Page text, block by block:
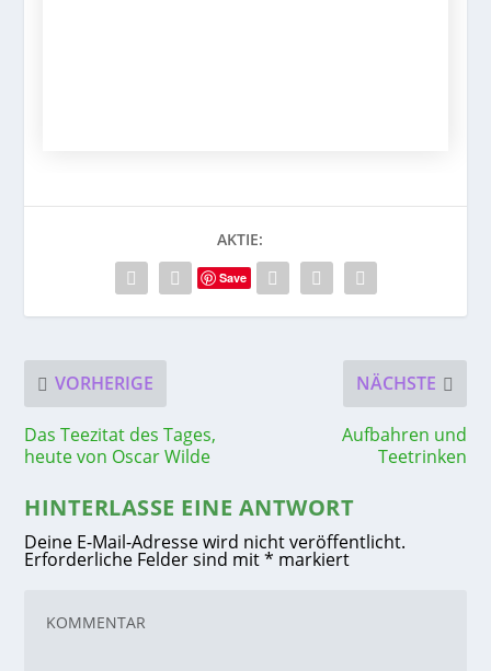
AKTIE:
Save
VORHERIGE
Das Teezitat des Tages,
heute von Oscar Wilde
NÄCHSTE
Aufbahren und
Teetrinken
HINTERLASSE EINE ANTWORT
Deine E-Mail-Adresse wird nicht veröffentlicht.
Erforderliche Felder sind mit* markiert